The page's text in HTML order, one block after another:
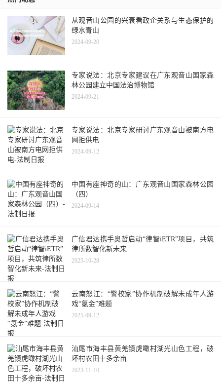
从观音山公园的兴衰看政企关系与生态保护的
绿水青山
2024-09-20
专家说法：北京专家建议在广东观音山国家森
林公园建立中国法治博物馆
2024-09-21
专家说法：北京专家研讨广东观音山被南方电
网拒供电
2024-09-12
中国有座神奇的山：广东观音山国家森林公园
（四）
2024-09-14
广信君达携手奥哲启动“律智iETR”项目，共筑
律所数智化新未来
2025-10-28
云南怒江：“警校家”协作机制破解未成年人游
戏“氪金”难题
2025-09-12
汕尾市海丰县黄羌镇虎噉村湖光山色工程，破
坏村农田十多余亩
2023-11-10